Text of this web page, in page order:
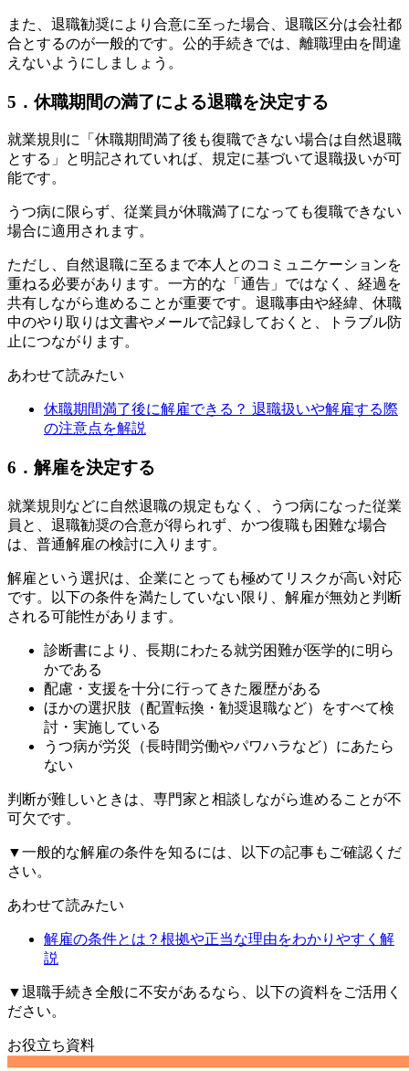
また、退職勧奨により合意に至った場合、退職区分は会社都
合とするのが一般的です。公的手続きでは、離職理由を間違
えないようにしましょう。
5．休職期間の満了による退職を決定する
就業規則に「休職期間満了後も復職できない場合は自然退職
とする」と明記されていれば、規定に基づいて退職扱いが可
能です。
うつ病に限らず、従業員が休職満了になっても復職できない
場合に適用されます。
ただし、自然退職に至るまで本人とのコミュニケーションを
重ねる必要があります。一方的な「通告」ではなく、経過を
共有しながら進めることが重要です。退職事由や経緯、休職
中のやり取りは文書やメールで記録しておくと、トラブル防
止につながります。
あわせて読みたい
休職期間満了後に解雇できる？ 退職扱いや解雇する際
の注意点を解説
6．解雇を決定する
就業規則などに自然退職の規定もなく、うつ病になった従業
員と、退職勧奨の合意が得られず、かつ復職も困難な場合
は、普通解雇の検討に入ります。
解雇という選択は、企業にとっても極めてリスクが高い対応
です。以下の条件を満たしていない限り、解雇が無効と判断
される可能性があります。
診断書により、長期にわたる就労困難が医学的に明ら
かである
配慮・支援を十分に行ってきた履歴がある
ほかの選択肢（配置転換・勧奨退職など）をすべて検
討・実施している
うつ病が労災（長時間労働やパワハラなど）にあたら
ない
判断が難しいときは、専門家と相談しながら進めることが不
可欠です。
▼一般的な解雇の条件を知るには、以下の記事もご確認くだ
さい。
あわせて読みたい
解雇の条件とは？根拠や正当な理由をわかりやすく解
説
▼退職手続き全般に不安があるなら、以下の資料をご活用く
ださい。
お役立ち資料